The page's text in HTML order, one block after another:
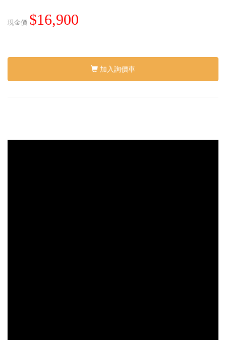
現金價 $16,900
加入詢價車